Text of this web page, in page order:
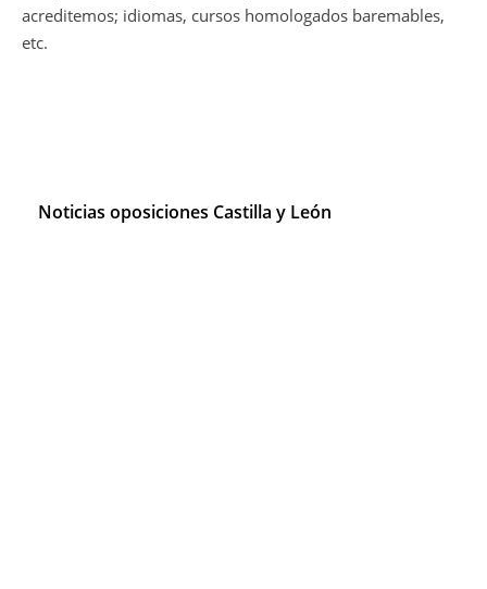
acreditemos; idiomas, cursos homologados baremables,
etc.
Noticias oposiciones Castilla y León